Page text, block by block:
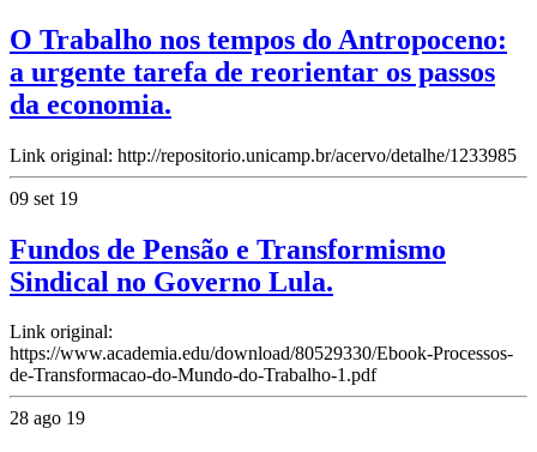
O Trabalho nos tempos do Antropoceno:
a urgente tarefa de reorientar os passos
da economia.
Link original: http://repositorio.unicamp.br/acervo/detalhe/1233985
09 set 19
Fundos de Pensão e Transformismo
Sindical no Governo Lula.
Link original:
https://www.academia.edu/download/80529330/Ebook-Processos-
de-Transformacao-do-Mundo-do-Trabalho-1.pdf
28 ago 19